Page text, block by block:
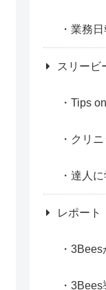
業務
スリービ
Tips
クリ
達人
レポート
3Bees
3Bees